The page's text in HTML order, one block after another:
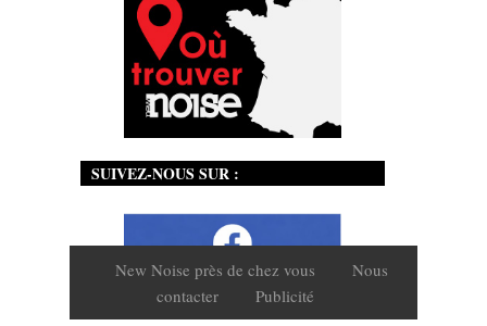
SUIVEZ-NOUS SUR :
New Noise près de chez vous
Nous
contacter
Publicité